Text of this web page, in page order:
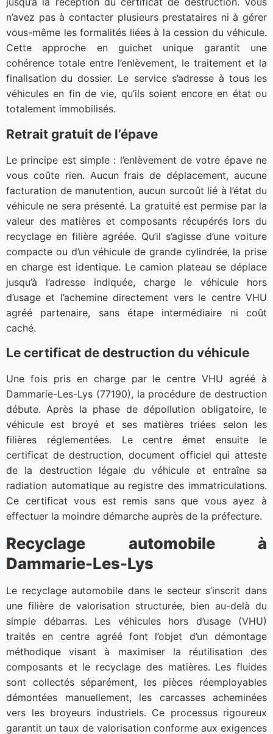
n’avez pas à contacter plusieurs prestataires ni à gérer
vous-même les formalités liées à la cession du véhicule.
Cette approche en guichet unique garantit une
cohérence totale entre l’enlèvement, le traitement et la
finalisation du dossier. Le service s’adresse à tous les
véhicules en fin de vie, qu’ils soient encore en état ou
totalement immobilisés.
Retrait gratuit de l’épave
Le principe est simple : l’enlèvement de votre épave ne
vous coûte rien. Aucun frais de déplacement, aucune
facturation de manutention, aucun surcoût lié à l’état du
véhicule ne sera présenté. La gratuité est permise par la
valeur des matières et composants récupérés lors du
recyclage en filière agréée. Qu’il s’agisse d’une voiture
compacte ou d’un véhicule de grande cylindrée, la prise
en charge est identique. Le camion plateau se déplace
jusqu’à l’adresse indiquée, charge le véhicule hors
d’usage et l’achemine directement vers le centre VHU
agréé partenaire, sans étape intermédiaire ni coût
caché.
Le certificat de destruction du véhicule
Une fois pris en charge par le centre VHU agréé à
Dammarie-Les-Lys (77190), la procédure de destruction
débute. Après la phase de dépollution obligatoire, le
véhicule est broyé et ses matières triées selon les
filières réglementées. Le centre émet ensuite le
certificat de destruction, document officiel qui atteste
de la destruction légale du véhicule et entraîne sa
radiation automatique au registre des immatriculations.
Ce certificat vous est remis sans que vous ayez à
effectuer la moindre démarche auprès de la préfecture.
Recyclage automobile à
Dammarie-Les-Lys
Le recyclage automobile dans le secteur s’inscrit dans
une filière de valorisation structurée, bien au-delà du
simple débarras. Les véhicules hors d’usage (VHU)
traités en centre agréé font l’objet d’un démontage
méthodique visant à maximiser la réutilisation des
composants et le recyclage des matières. Les fluides
sont collectés séparément, les pièces réemployables
démontées manuellement, les carcasses acheminées
vers les broyeurs industriels. Ce processus rigoureux
garantit un taux de valorisation conforme aux exigences